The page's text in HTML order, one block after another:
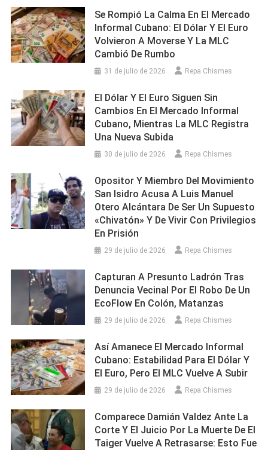
Se Rompió La Calma En El Mercado
Informal Cubano: El Dólar Y El Euro
Volvieron A Moverse Y La MLC
Cambió De Rumbo
31 de julio de 2026 Repa Chismes
El Dólar Y El Euro Siguen Sin
Cambios En El Mercado Informal
Cubano, Mientras La MLC Registra
Una Nueva Subida
30 de julio de 2026 Repa Chismes
Opositor Y Miembro Del Movimiento
San Isidro Acusa A Luis Manuel
Otero Alcántara De Ser Un Supuesto
«chivatón» Y De Vivir Con Privilegios
En Prisión
29 de julio de 2026 Repa Chismes
Capturan A Presunto Ladrón Tras
Denuncia Vecinal Por El Robo De Un
EcoFlow En Colón, Matanzas
29 de julio de 2026 Repa Chismes
Así Amanece El Mercado Informal
Cubano: Estabilidad Para El Dólar Y
El Euro, Pero El MLC Vuelve A Subir
29 de julio de 2026 Repa Chismes
Comparece Damián Valdez Ante La
Corte Y El Juicio Por La Muerte De El
Taiger Vuelve A Retrasarse: Esto Fue